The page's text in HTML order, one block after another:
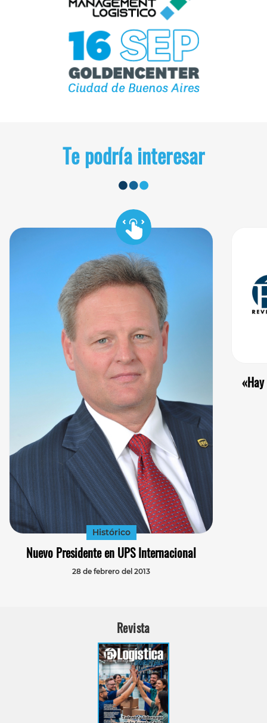
Te podría interesar
Histórico
Nuevo Presidente en UPS Internacional
28 de febrero del 2013
Revista